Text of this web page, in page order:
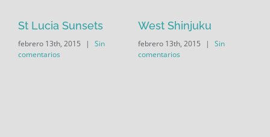
St Lucia Sunsets
febrero 13th, 2015 |
Sin
comentarios
West Shinjuku
febrero 13th, 2015 |
Sin
comentarios